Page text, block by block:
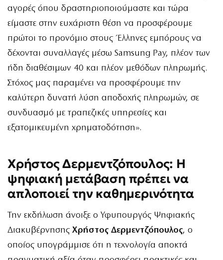
αγορές όπου δραστηριοποιούμαστε και τώρα
είμαστε στην ευχάριστη θέση να προσφέρουμε
πρώτοι το προνόμιο στους Έλληνες εμπόρους να
δέχονται συναλλαγές μέσω Samsung Pay, πλέον των
ήδη διαθέσιμων 40 και πλέον μεθόδων πληρωμής.
Στόχος μας παραμένει να προσφέρουμε την
καλύτερη δυνατή λύση αποδοχής πληρωμών, σε
συνδυασμό με τραπεζικές υπηρεσίες και
εξατομικευμένη χρηματοδότηση».
Χρήστος Δερμεντζόπουλος: Η
ψηφιακή μετάβαση πρέπει να
απλοποιεί την καθημερινότητα
Την εκδήλωση άνοιξε ο Υφυπουργός Ψηφιακής
Διακυβέρνησης Χρήστος Δερμεντζόπουλος, ο
οποίος υπογράμμισε ότι η τεχνολογία αποκτά